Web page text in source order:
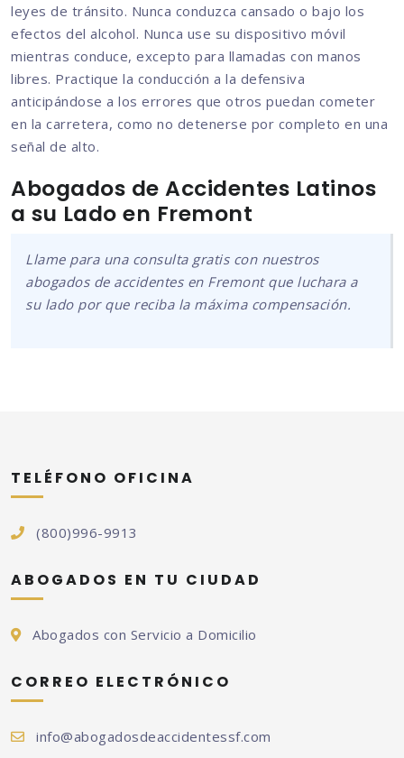
leyes de tránsito. Nunca conduzca cansado o bajo los
efectos del alcohol. Nunca use su dispositivo móvil
mientras conduce, excepto para llamadas con manos
libres. Practique la conducción a la defensiva
anticipándose a los errores que otros puedan cometer
en la carretera, como no detenerse por completo en una
señal de alto.
Abogados de Accidentes Latinos
a su Lado en Fremont
Llame para una consulta gratis con nuestros
abogados de accidentes en Fremont que luchara a
su lado por que reciba la máxima compensación.
TELÉFONO OFICINA
(800)996-9913
ABOGADOS EN TU CIUDAD
Abogados con Servicio a Domicilio
CORREO ELECTRÓNICO
info@abogadosdeaccidentessf.com